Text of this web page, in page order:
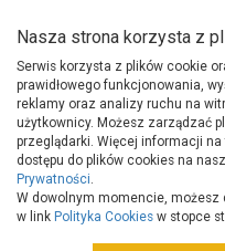
Strona główna Instalacje
Akcesoria
Ładowarka 2A 20V 55W
Nasza strona korzysta z
Serwis korzysta z plików cookie
prawidłowego funkcjonowania,
reklamy oraz analizy ruchu na
użytkownicy. Możesz zarządzać
przeglądarki. Więcej informacji
dostępu do plików cookies na
Prywatności.
W dowolnym momencie, możesz
w link Polityka Cookies w stopce